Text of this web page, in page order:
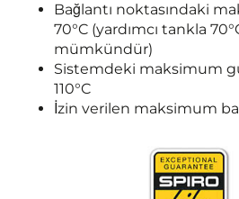
Bağlantı noktasındaki
70°C (yardımcı tankla
mümkündür)
Sistemdeki maksimum
110°C
İzin verilen maksimum